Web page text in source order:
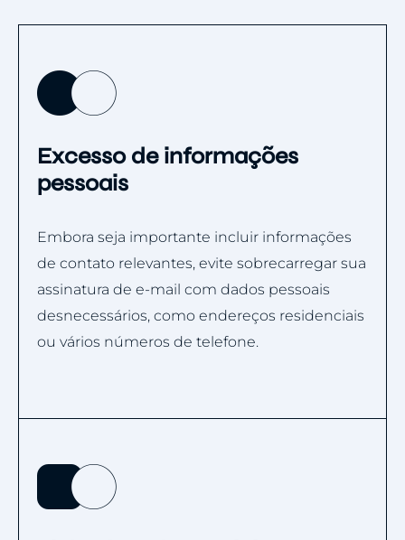
Excesso de informações
pessoais
Embora seja importante incluir informações
de contato relevantes, evite sobrecarregar sua
assinatura de e-mail com dados pessoais
desnecessários, como endereços residenciais
ou vários números de telefone.